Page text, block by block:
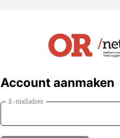
Account aanmaken
E-mailadres